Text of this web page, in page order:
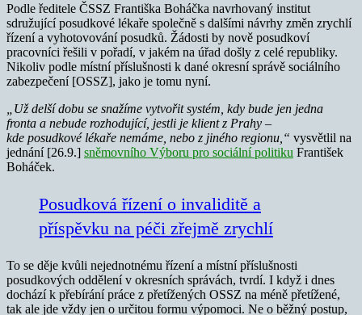
Podle ředitele ČSSZ Františka Boháčka navrhovaný institut
sdružující posudkové lékaře společně s dalšími návrhy změn zrychlí
řízení a vyhotovování posudků. Žádosti by nově posudkoví
pracovníci řešili v pořadí, v jakém na úřad došly z celé republiky.
Nikoliv podle místní příslušnosti k dané okresní správě sociálního
zabezpečení [OSSZ], jako je tomu nyní.
„Už delší dobu se snažíme vytvořit systém, kdy bude jen jedna
fronta a nebude rozhodující, jestli je klient z Prahy –
kde posudkové lékaře nemáme, nebo z jiného regionu,“ vysvětlil na
jednání [26.9.] sněmovního Výboru pro sociální politiku František
Boháček.
Posudková řízení o invaliditě a
příspěvku na péči zřejmě zrychlí
To se děje kvůli nejednotnému řízení a místní příslušnosti
posudkových oddělení v okresních správách, tvrdí. I když i dnes
dochází k přebírání práce z přetížených OSSZ na méně přetížené,
tak ale jde vždy jen o určitou formu výpomoci. Ne o běžný postup,